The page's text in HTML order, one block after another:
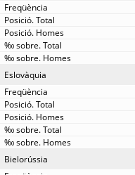
Eslovàquia
Bielorússia